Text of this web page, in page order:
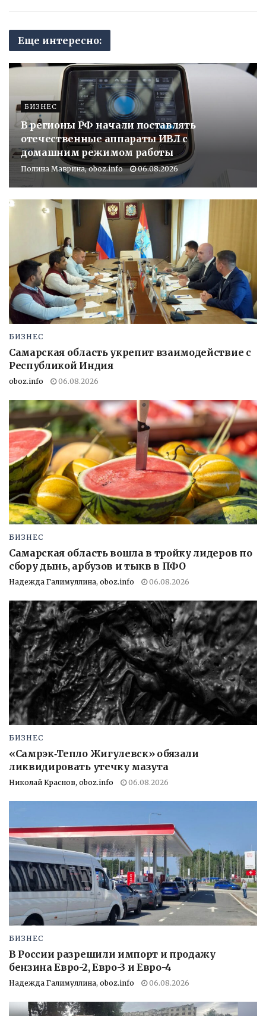
Еще интересно:
БИЗНЕС
В регионы РФ начали поставлять
отечественные аппараты ИВЛ с
домашним режимом работы
Полина Маврина, oboz.info 06.08.2026
БИЗНЕС
Самарская область укрепит взаимодействие с
Республикой Индия
oboz.info 06.08.2026
БИЗНЕС
Самарская область вошла в тройку лидеров по
сбору дынь, арбузов и тыкв в ПФО
Надежда Галимуллина, oboz.info 06.08.2026
БИЗНЕС
«Самрэк‑Тепло Жигулевск» обязали
ликвидировать утечку мазута
Николай Краснов, oboz.info 06.08.2026
БИЗНЕС
В России разрешили импорт и продажу
бензина Евро-2, Евро-3 и Евро-4
Надежда Галимуллина, oboz.info 06.08.2026